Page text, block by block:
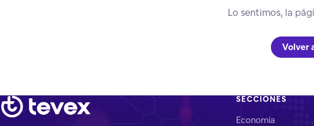
Lo sentimos, la
Volver
SECCIONES
Economía